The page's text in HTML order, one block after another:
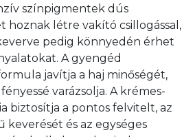
színpigmentek dús
hoznak létre vakító csillogással,
pedig könnyedén érhet
A gyengéd
javítja a haj minőségét,
varázsolja. A krémes-
biztosítja a pontos felvitelt, az
keverését és az egységes